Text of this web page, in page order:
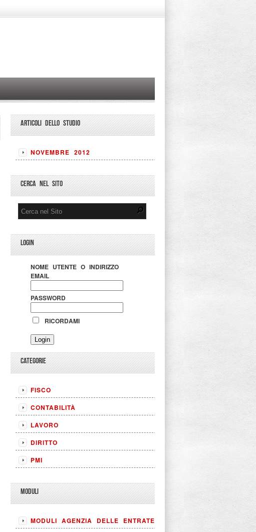
ARTICOLI DELLO STUDIO
NOVEMBRE 2012
CERCA NEL SITO
LOGIN
NOME UTENTE O INDIRIZZO
EMAIL
PASSWORD
RICORDAMI
CATEGORIE
FISCO
CONTABILITÀ
LAVORO
DIRITTO
PMI
MODULI
MODULI AGENZIA DELLE ENTRATE